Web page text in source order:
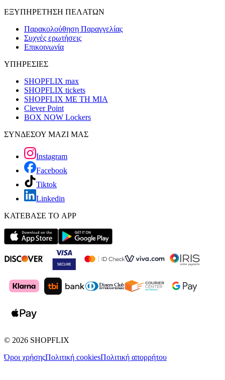
ΕΞΥΠΗΡΕΤΗΣΗ ΠΕΛΑΤΩΝ
Παρακολούθηση Παραγγελίας
Συχνές ερωτήσεις
Επικοινωνία
ΥΠΗΡΕΣΙΕΣ
SHOPFLIX max
SHOPFLIX tickets
SHOPFLIX ΜΕ ΤΗ ΜΙΑ
Clever Point
BOX NOW Lockers
ΣΥΝΔΕΣΟΥ ΜΑΖΙ ΜΑΣ
Instagram
Facebook
Tiktok
Linkedin
ΚΑΤΕΒΑΣΕ ΤΟ APP
© 2026 SHOPFLIX
Όροι χρήσηςΠολιτική cookiesΠολιτική απορρήτου